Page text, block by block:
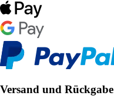
Versand und Rückgabe